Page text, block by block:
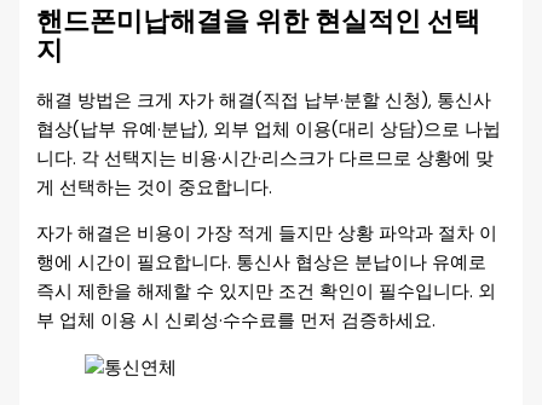
핸드폰미납해결을 위한 현실적인 선택
지
해결 방법은 크게 자가 해결(직접 납부·분할 신청), 통신사
협상(납부 유예·분납), 외부 업체 이용(대리 상담)으로 나뉩
니다. 각 선택지는 비용·시간·리스크가 다르므로 상황에 맞
게 선택하는 것이 중요합니다.
자가 해결은 비용이 가장 적게 들지만 상황 파악과 절차 이
행에 시간이 필요합니다. 통신사 협상은 분납이나 유예로
즉시 제한을 해제할 수 있지만 조건 확인이 필수입니다. 외
부 업체 이용 시 신뢰성·수수료를 먼저 검증하세요.